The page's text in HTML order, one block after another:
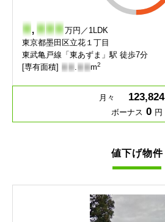
- ,- - - 万円／1LDK
東京都墨田区立花１丁目
東武亀戸線「東あずま」駅 徒歩7分
[専有面積] - - .- - m2
月々 123,824
ボーナス 0 円
値下げ物件